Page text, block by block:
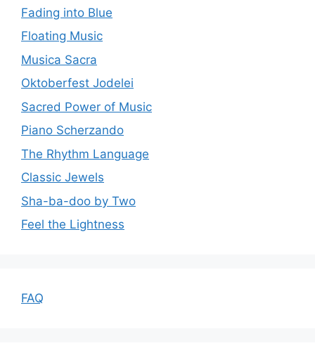
Fading into Blue
Floating Music
Musica Sacra
Oktoberfest Jodelei
Sacred Power of Music
Piano Scherzando
The Rhythm Language
Classic Jewels
Sha-ba-doo by Two
Feel the Lightness
FAQ